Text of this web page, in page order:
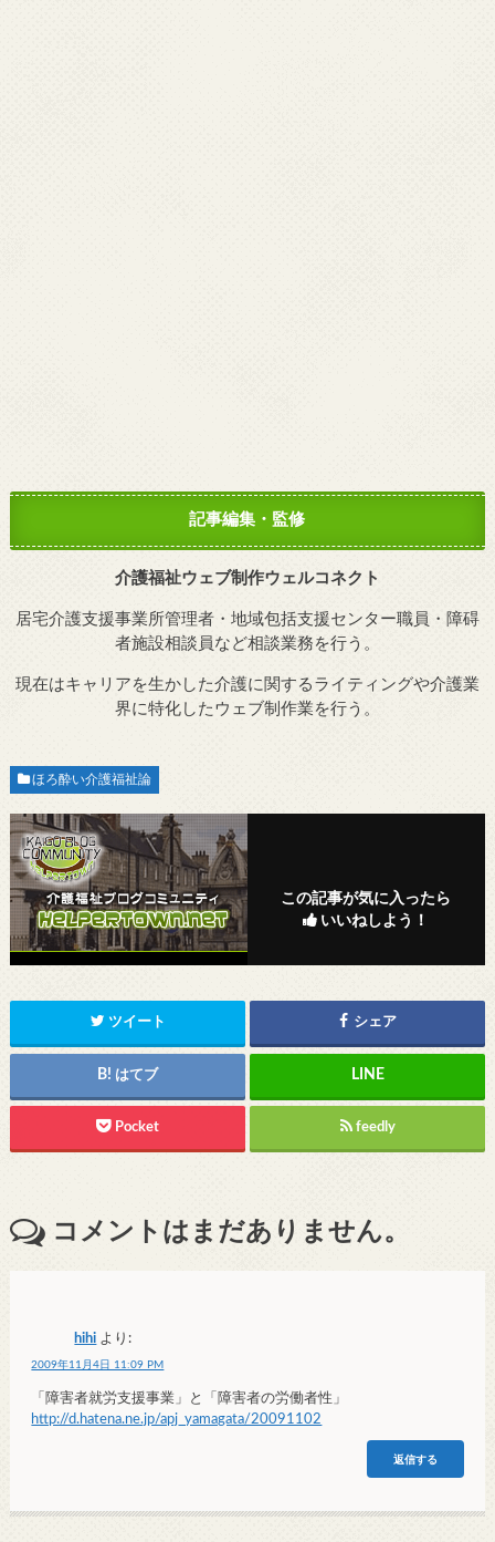
記事編集・監修
介護福祉ウェブ制作ウェルコネクト
居宅介護支援事業所管理者・地域包括支援センター職員・障碍
者施設相談員など相談業務を行う。
現在はキャリアを生かした介護に関するライティングや介護業
界に特化したウェブ制作業を行う。
ほろ酔い介護福祉論
この記事が気に入ったら
いいねしよう！
ツイート シェア
はてブ
Pocket feedly
コメントはまだありません。
hihi より:
2009年11月4日 11:09 PM
「障害者就労支援事業」と「障害者の労働者性」
http://d.hatena.ne.jp/apj_yamagata/20091102
返信する